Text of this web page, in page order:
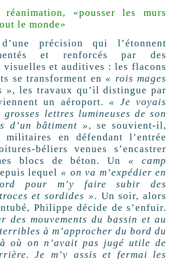
«pousser les murs
le monde»
précision qui l’étonnent
et renforcés par des
et auditives : les flacons
se transforment en « rois mages
», les travaux qu’il distingue par
un aéroport. « Je voyais
grosses lettres lumineuses de son
d’un bâtiment », se souvient-il,
militaires en défendant l’entrée
béliers venues s’encastrer
blocs de béton. Un « camp
lequel « on va m’expédier en
pour m’y faire subir des
et sordides ». Un soir, alors
Philippe décide de s’enfuir.
des mouvements du bassin et au
à m’approcher du bord du
où on n’avait pas jugé utile de
Je m’y assis et fermai les